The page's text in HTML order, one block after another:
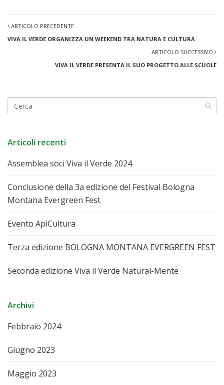
ARTICOLO PRECEDENTE
VIVA IL VERDE ORGANIZZA UN WEEKEND TRA NATURA E CULTURA
ARTICOLO SUCCESSIVO
VIVA IL VERDE PRESENTA IL SUO PROGETTO ALLE SCUOLE
Articoli recenti
Assemblea soci Viva il Verde 2024
Conclusione della 3a edizione del Festival Bologna
Montana Evergreen Fest
Evento ApiCultura
Terza edizione BOLOGNA MONTANA EVERGREEN FEST
Seconda edizione Viva il Verde Natural-Mente
Archivi
Febbraio 2024
Giugno 2023
Maggio 2023